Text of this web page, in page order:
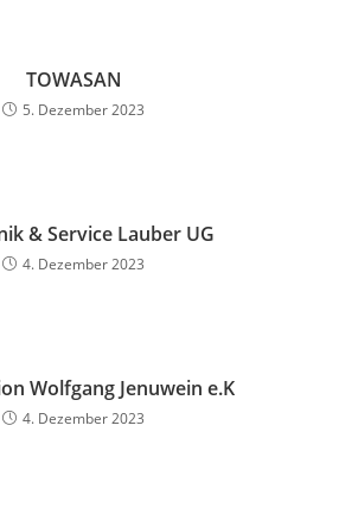
TOWASAN
5. Dezember 2023
& Service Lauber UG
4. Dezember 2023
Wolfgang Jenuwein e.K
4. Dezember 2023